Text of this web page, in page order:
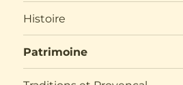
Histoire
Patrimoine